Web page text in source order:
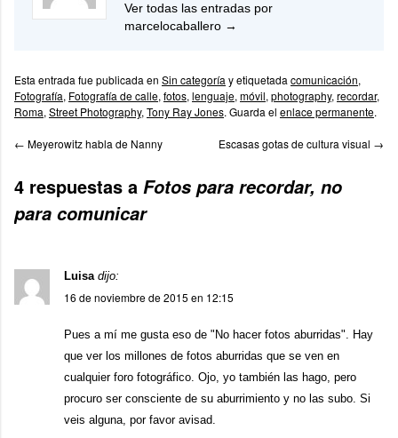
Ver todas las entradas por
marcelocaballero →
Esta entrada fue publicada en Sin categoría y etiquetada comunicación,
Fotografía, Fotografía de calle, fotos, lenguaje, móvil, photography, recordar,
Roma, Street Photography, Tony Ray Jones. Guarda el enlace permanente.
← Meyerowitz habla de Nanny Escasas gotas de cultura visual →
4 respuestas a Fotos para recordar, no
para comunicar
Luisa dijo:
16 de noviembre de 2015 en 12:15
Pues a mí me gusta eso de "No hacer fotos aburridas". Hay
que ver los millones de fotos aburridas que se ven en
cualquier foro fotográfico. Ojo, yo también las hago, pero
procuro ser consciente de su aburrimiento y no las subo. Si
veis alguna, por favor avisad.